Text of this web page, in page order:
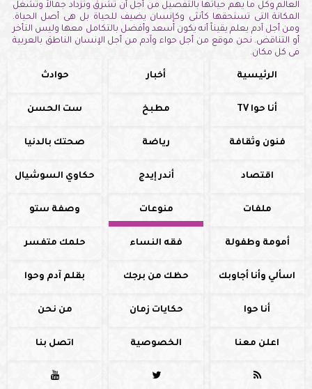
العالم وكل ما يهم حياتها بالتفصيل من أجل أن تشرق وتزداد جمالاً وتشغل
المكانة التى تستحقها كأنثى وكإنسان يضيف للحياة بل هى أصل الحياة.
ومن أجل آدم يعلم يقيناً أنه يكون أسعد وأفضل بالتكامل معها وليس التأخر
أو التناقض. نحن موقع من أجل حواء وآدم من أجل الإنسان الناطق بالعربية
فى كل مكان.
الرئيسية أخبار حوادث
أنا حوا TV مطبخ ست الحسن
فنون وثقافة رياضة صحتك بالدنيا
اقتصاد أندر إيدج حكاوي السوشيال
ملفات منوعات وصفة ستو
أمومة وطفولة فقه النساء حلمك متفسر
اسألي وأنا أجاوبك حظك من برجك بقلم آدم وحوا
أنا حوا حكايات زمان من نحن
اعلن معنا الخصوصية اتصل بنا


